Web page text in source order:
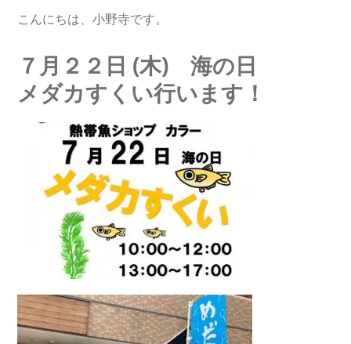
こんにちは、小野寺です。
７月２２日 (木) 海の日
メダカすくい行います！